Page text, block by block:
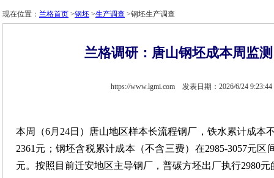
现在位置： 兰格首页 >钢坯 >生产调查 >钢坯生产调查
兰格调研：唐山钢坯成本周监
https://www.lgmi.com 发表日期：2026/6/24
本周（6月24日）唐山地区样本长流程钢厂，铁水累计成本
2361元；钢坯含税累计成本（不含三费）在2985-3057元区
元。按照目前迁安地区主导钢厂，普碳方坯出厂执行2980